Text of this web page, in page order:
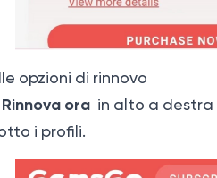
opzioni di rinnovo
Rinnova ora in alto a destra
i profili.